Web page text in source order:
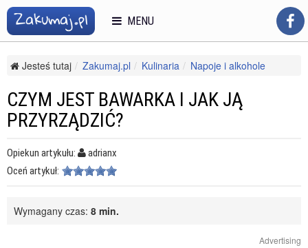
Jesteś tutaj Zakumaj.pl Kulinaria
Napoje i alkohole
CZYM JEST BAWARKA I JAK JĄ
PRZYRZĄDZIĆ?
Opiekun artykułu:
adrianx
Oceń artykuł:
Wymagany czas: 8 min.
Advertising
MENU